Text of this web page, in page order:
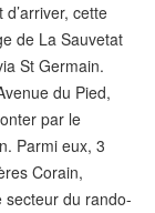
cette
de La Sauvetat
St Germain.
du Pied,
par le
Parmi eux, 3
Corain,
du rando-